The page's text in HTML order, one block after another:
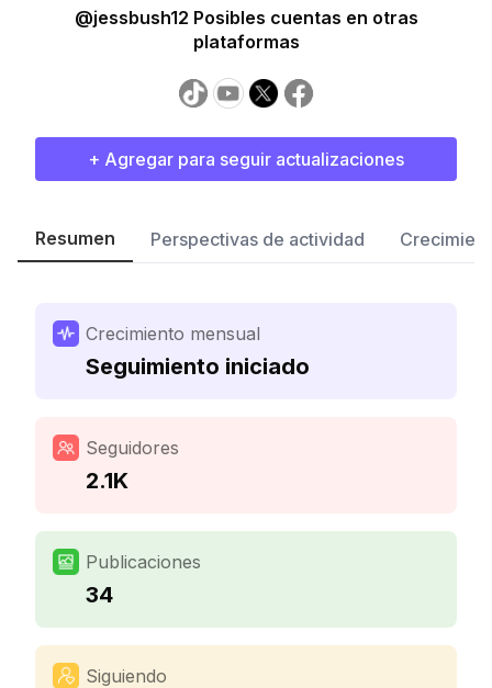
@jessbush12 Posibles cuentas en otras
plataformas
+ Agregar para seguir actualizaciones
Resumen Perspectivas de actividad
Crecimiento mensual
Seguimiento iniciado
Seguidores
2.1K
Publicaciones
34
Siguiendo